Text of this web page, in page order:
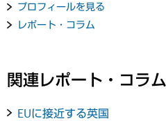
プロフィールを見る
レポート・コラム
関連レポート・コラム
EUに接近する英国